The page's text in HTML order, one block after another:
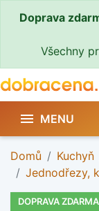
Doprava
Všechny
 MENU
Domů Kuchyň
Jednodřezy,
DOPRAVA ZDARMA